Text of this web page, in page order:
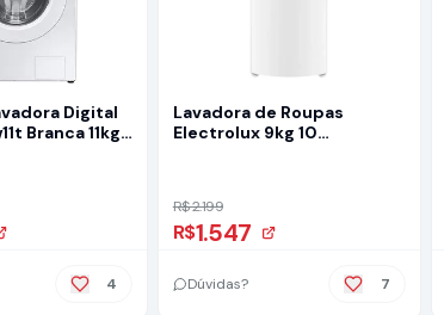
Digital
Branca 11kg
4
Lavadora de Roupas
Electrolux 9kg 10
R$ 2.199
R$1.547
Dúvidas? 7